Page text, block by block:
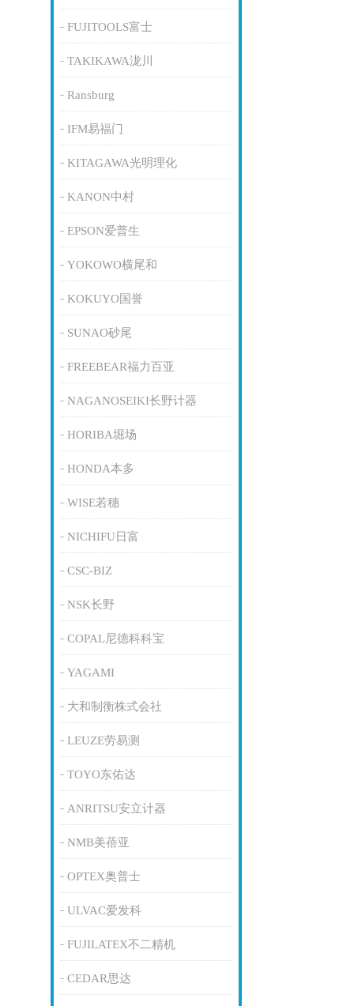
FUJITOOLS富士
TAKIKAWA泷川
Ransburg
IFM易福门
KITAGAWA光明理化
KANON中村
EPSON爱普生
YOKOWO横尾和
KOKUYO国誉
SUNAO砂尾
FREEBEAR福力百亚
NAGANOSEIKI长野计器
HORIBA堀场
HONDA本多
WISE若穗
NICHIFU日富
CSC-BIZ
NSK长野
COPAL尼德科科宝
YAGAMI
大和制衡株式会社
LEUZE劳易测
TOYO东佑达
ANRITSU安立计器
NMB美蓓亚
OPTEX奥普士
ULVAC爱发科
FUJILATEX不二精机
CEDAR思达